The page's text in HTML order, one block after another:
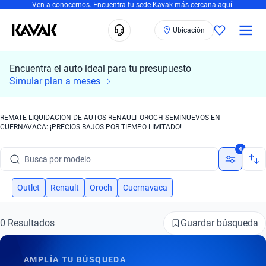
Ven a conocernos. Encuentra tu sede Kavak más cercana aquí.
Ubicación
Encuentra el auto ideal para tu presupuesto
Simular plan a meses
REMATE LIQUIDACION DE AUTOS RENAULT OROCH SEMINUEVOS EN
CUERNAVACA: ¡PRECIOS BAJOS POR TIEMPO LIMITADO!
Busca por marca
Busca por modelo
Busca por versión
Busca por marca
Busca por modelo
4
Outlet Renault Oroch Cuernavaca
0 Resultados Guardar búsqueda
AMPLÍA TU BÚSQUEDA